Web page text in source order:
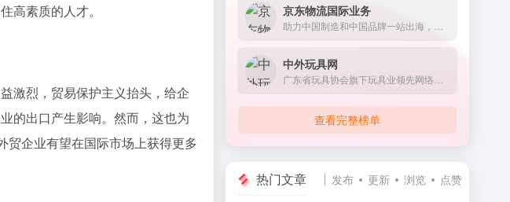
高素质的人才。
激烈，贸易保护主义抬头，给企
的出口产生影响。然而，这也为
贸企业有望在国际市场上获得更多
京东物流国际业务
中外玩具网
查看完整榜单
热门文章 发布 更新 浏览 点赞